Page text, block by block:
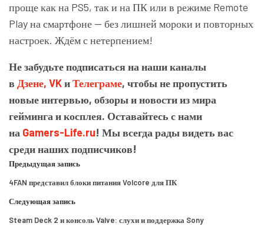
проще как на PS5, так и на ПК или в режиме Remote
Play на смартфоне — без лишней мороки и повторных
настроек. Ждём с нетерпением!
Не забудьте подписаться на наши каналы
в Дзене, VKиТелеграме, чтобы не пропустить
новые интервью, обзоры и новости из мира
гейминга и косплея. Оставайтесь с нами
на Gamers-Life.ru! Мы всегда рады видеть вас
среди наших подписчиков!
Предыдущая запись
4FAN представил блоки питания Volcore для ПК
Следующая запись
Steam Deck 2 и консоль Valve: слухи и поддержка Sony